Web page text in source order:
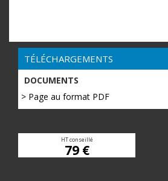
TÉLÉCHARGEMENTS
DOCUMENTS
> Page au format PDF
HT conseillé
79 €